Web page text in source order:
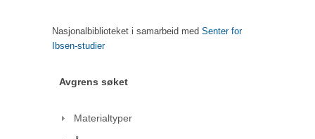
Nasjonalbiblioteket i samarbeid med Senter for
Ibsen-studier
Avgrens søket
Materialtyper